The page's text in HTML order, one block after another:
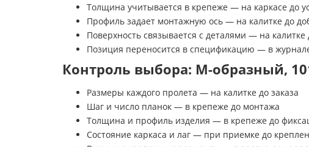
Толщина учитывается в крепеже — на каркасе до
Профиль задает монтажную ось — на калитке до
Поверхность связывается с деталями — на калитке
Позиция переносится в спецификацию — в
Контроль выбора: М-образный,
Размеры каждого пролета — на калитке до заказа
Шаг и число планок — в крепеже до монтажа
Толщина и профиль изделия — в крепеже до
Состояние каркаса и лаг — при приемке до